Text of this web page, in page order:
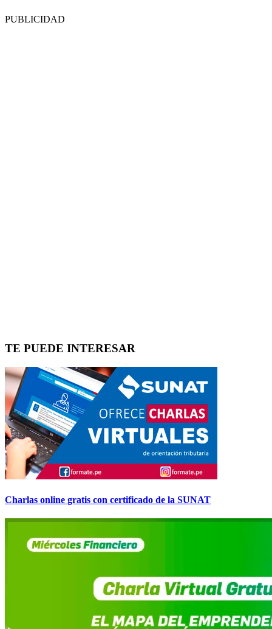
PUBLICIDAD
TE PUEDE INTERESAR
Charlas online gratis con certificado de la SUNAT